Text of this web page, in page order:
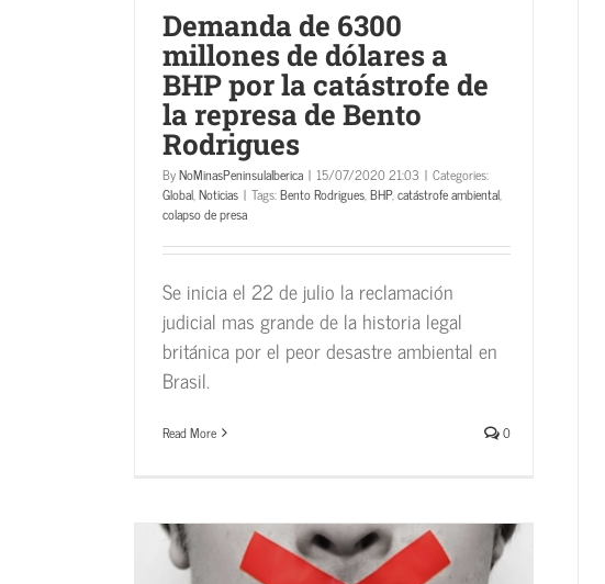
Demanda de 6300
millones de dólares a
BHP por la catástrofe de
la represa de Bento
Rodrigues
ByNoMinasPeninsulaIberica | 15/07/2020 21:03 | Categories:
Global,Noticias | Tags:Bento Rodrigues,BHP,catástrofe ambiental,
colapso de presa
Se inicia el 22 de julio la reclamación
judicial mas grande de la historia legal
británica por el peor desastre ambiental en
Brasil.
Read More 0